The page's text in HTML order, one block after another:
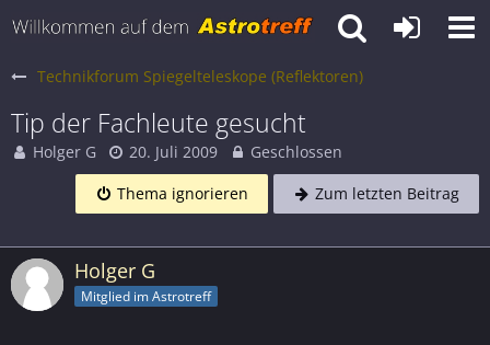
Technikforum Spiegelteleskope (Reflektoren)
Tip der Fachleute gesucht
Holger G 20. Juli 2009
Geschlossen
Thema ignorieren
Zum letzten Beitrag
Holger G
Mitglied im Astrotreff